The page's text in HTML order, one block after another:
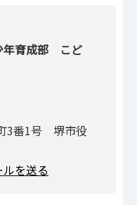
年育成部 こど
3番1号 堺市役
を送る